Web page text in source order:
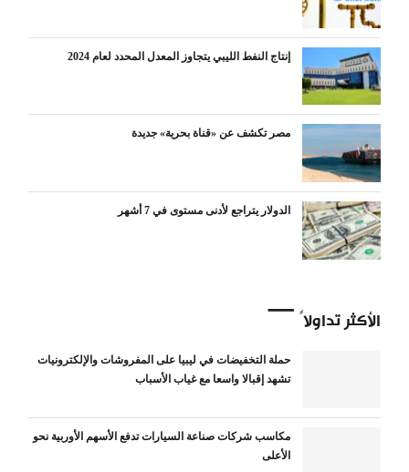
إنتاج النفط الليبي يتجاوز المعدل المحدد لعام 2024
مصر تكشف عن «قناة بحرية» جديدة
الدولار يتراجع لأدنى مستوى في 7 أشهر
الأكثر تداولاً
حملة التخفيضات في ليبيا على المفروشات والإلكترونيات
تشهد إقبالا واسعا مع غياب الأسباب
مكاسب شركات صناعة السيارات تدفع الأسهم الأوربية نحو
الأعلى